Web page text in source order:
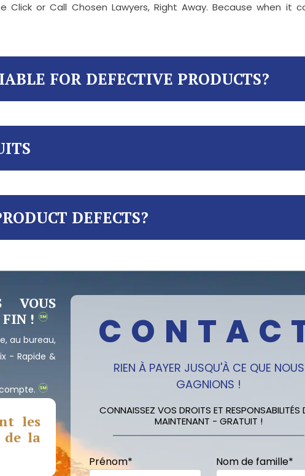
Click or Call Chosen Lawyers, Right Away. Because when it
FOR DEFECTIVE PRODUCTS?
DEFECTS?
VOUS
FIN !
au bureau,
- Rapide &
les
de la
RIEN À PAYER JUSQU'À CE QUE NOUS
GAGNIONS !
CONNAISSEZ VOS DROITS ET RESPONSABILITÉS
MAINTENANT - GRATUIT !
Prénom* Nom de famille*